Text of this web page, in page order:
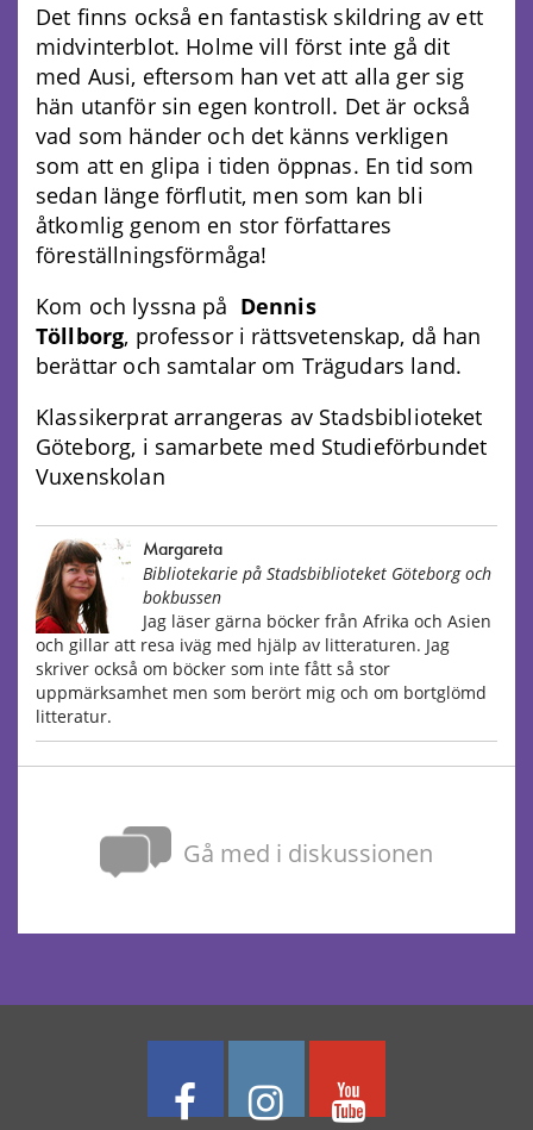
Det finns också en fantastisk skildring av ett
midvinterblot. Holme vill först inte gå dit
med Ausi, eftersom han vet att alla ger sig
hän utanför sin egen kontroll. Det är också
vad som händer och det känns verkligen
som att en glipa i tiden öppnas. En tid som
sedan länge förflutit, men som kan bli
åtkomlig genom en stor författares
föreställningsförmåga!
Kom och lyssna på Dennis
Töllborg, professor i rättsvetenskap, då han
berättar och samtalar om Trägudars land.
Klassikerprat arrangeras av Stadsbiblioteket
Göteborg, i samarbete med Studieförbundet
Vuxenskolan
Margareta
Bibliotekarie på Stadsbiblioteket Göteborg och
bokbussen
Jag läser gärna böcker från Afrika och Asien
och gillar att resa iväg med hjälp av litteraturen. Jag
skriver också om böcker som inte fått så stor
uppmärksamhet men som berört mig och om bortglömd
litteratur.
Gå med i diskussionen